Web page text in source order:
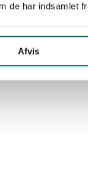
de har indsamlet
Afvis